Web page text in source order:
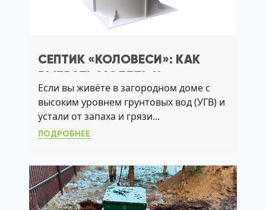
СЕПТИК «КОЛОВЕСИ»: КАК
ВЫБРАТЬ МОДЕЛЬ И
ИЗБЕЖАТЬ ОШИБОК
МОНТАЖА
Если вы живёте в загородном доме с
высоким уровнем грунтовых вод (УГВ) и
устали от запаха и грязи...
ПОДРОБНЕЕ